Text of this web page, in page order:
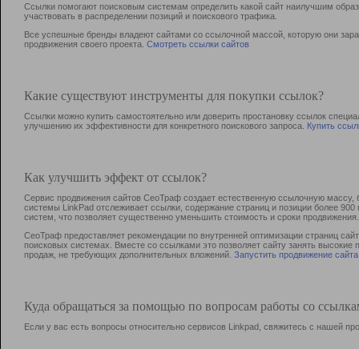
Ссылки помогают поисковым системам определить какой сайт наилучшим
участвовать в раcпределении позиций и поискового трафика.
Все успешные бренды владеют сайтами со ссылочной массой, которую они
продвижения своего проекта. Смотреть ссылки сайтов
Какие существуют инструменты для покупки ссылок?
Ссылки можно купить самостоятельно или доверить простановку ссылок
улучшению их эффективности для конкретного поискового запроса. Купить
Как улучшить эффект от ссылок?
Сервис продвижения сайтов СеоТраф создает естественную ссылочную
системы LinkPad отслеживает ссылки, содержание страниц и позиции более
систем, что позволяет существенно уменьшить стоимость и сроки продвижения.
СеоТраф предоставляет рекомендации по внутренней оптимизации страниц
поисковых системах. Вместе со ссылками это позволяет сайту занять
продаж, не требующих дополнительных вложений. Запустить продвижение сайта
Куда обращаться за помощью по вопросам работы со
Если у вас есть вопросы относительно сервисов Linkpad, свяжитесь с нашей